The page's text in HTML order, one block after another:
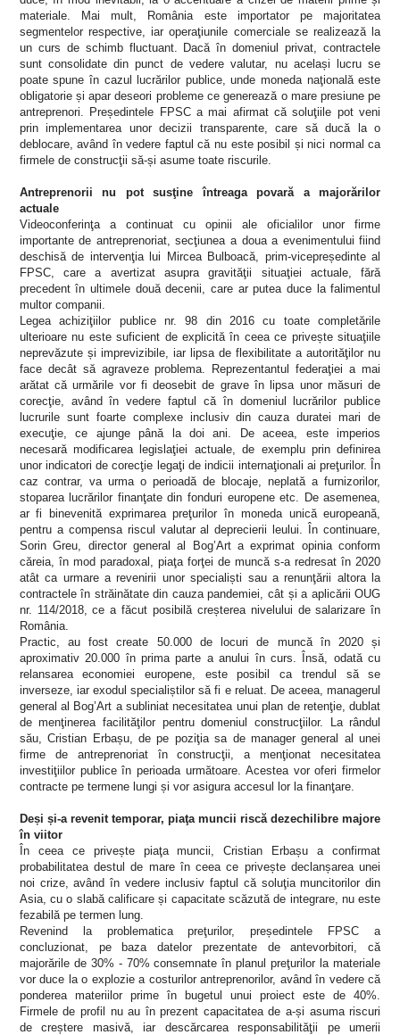
materiale. Mai mult, România este importator pe majoritatea
segmentelor respective, iar operaţiunile comerciale se realizează la
un curs de schimb fluctuant. Dacă în domeniul privat, contractele
sunt consolidate din punct de vedere valutar, nu același lucru se
poate spune în cazul lucrărilor publice, unde moneda naţională este
obligatorie și apar deseori probleme ce generează o mare presiune pe
antreprenori. Președintele FPSC a mai afirmat că soluţiile pot veni
prin implementarea unor decizii transparente, care să ducă la o
deblocare, având în vedere faptul că nu este posibil și nici normal ca
firmele de construcţii să-și asume toate riscurile.
Antreprenorii nu pot susţine întreaga povară a majorărilor
actuale
Videoconferinţa a continuat cu opinii ale oficialilor unor firme
importante de antreprenoriat, secţiunea a doua a evenimentului fiind
deschisă de intervenţia lui Mircea Bulboacă, prim-vicepreședinte al
FPSC, care a avertizat asupra gravităţii situaţiei actuale, fără
precedent în ultimele două decenii, care ar putea duce la falimentul
multor companii.
Legea achiziţiilor publice nr. 98 din 2016 cu toate completările
ulterioare nu este suficient de explicită în ceea ce privește situaţiile
neprevăzute și imprevizibile, iar lipsa de flexibilitate a autorităţilor nu
face decât să agraveze problema. Reprezentantul federaţiei a mai
arătat că urmările vor fi deosebit de grave în lipsa unor măsuri de
corecţie, având în vedere faptul că în domeniul lucrărilor publice
lucrurile sunt foarte complexe inclusiv din cauza duratei mari de
execuţie, ce ajunge până la doi ani. De aceea, este imperios
necesară modificarea legislaţiei actuale, de exemplu prin definirea
unor indicatori de corecţie legaţi de indicii internaţionali ai preţurilor. În
caz contrar, va urma o perioadă de blocaje, neplată a furnizorilor,
stoparea lucrărilor finanţate din fonduri europene etc. De asemenea,
ar fi binevenită exprimarea preţurilor în moneda unică europeană,
pentru a compensa riscul valutar al deprecierii leului. În continuare,
Sorin Greu, director general al Bog’Art a exprimat opinia conform
căreia, în mod paradoxal, piaţa forţei de muncă s-a redresat în 2020
atât ca urmare a revenirii unor specialiști sau a renunţării altora la
contractele în străinătate din cauza pandemiei, cât și a aplicării OUG
nr. 114/2018, ce a făcut posibilă creșterea nivelului de salarizare în
România.
Practic, au fost create 50.000 de locuri de muncă în 2020 și
aproximativ 20.000 în prima parte a anului în curs. Însă, odată cu
relansarea economiei europene, este posibil ca trendul să se
inverseze, iar exodul specialiștilor să fi e reluat. De aceea, managerul
general al Bog’Art a subliniat necesitatea unui plan de retenţie, dublat
de menţinerea facilităţilor pentru domeniul construcţiilor. La rândul
său, Cristian Erbașu, de pe poziţia sa de manager general al unei
firme de antreprenoriat în construcţii, a menţionat necesitatea
investiţiilor publice în perioada următoare. Acestea vor oferi firmelor
contracte pe termene lungi și vor asigura accesul lor la finanţare.
Deși și-a revenit temporar, piaţa muncii riscă dezechilibre majore
în viitor
În ceea ce privește piaţa muncii, Cristian Erbașu a confirmat
probabilitatea destul de mare în ceea ce privește declanșarea unei
noi crize, având în vedere inclusiv faptul că soluţia muncitorilor din
Asia, cu o slabă calificare și capacitate scăzută de integrare, nu este
fezabilă pe termen lung.
Revenind la problematica preţurilor, președintele FPSC a
concluzionat, pe baza datelor prezentate de antevorbitori, că
majorările de 30% - 70% consemnate în planul preţurilor la materiale
vor duce la o explozie a costurilor antreprenorilor, având în vedere că
ponderea materiilor prime în bugetul unui proiect este de 40%.
Firmele de profil nu au în prezent capacitatea de a-și asuma riscuri
de creștere masivă, iar descărcarea responsabilităţii pe umerii